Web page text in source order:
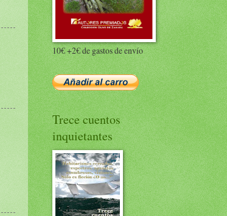
10€ +2€ de gastos de envío
Trece cuentos
inquietantes